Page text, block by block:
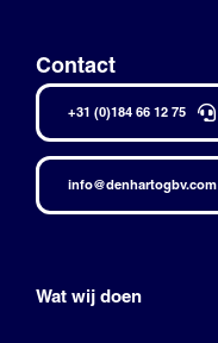
Contact
+31 (0)184 66 12 75
info@denhartogbv.com
Wat wij doen